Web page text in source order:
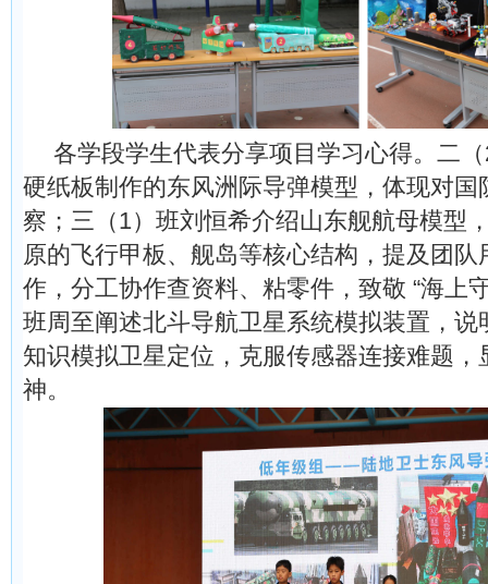
各学段学生代表分享项目学习心得。二
硬纸板制作的东风洲际导弹模型，体现对国
察；三（1）班刘恒希介绍山东舰航母模型
原的飞行甲板、舰岛等核心结构，提及团队
作，分工协作查资料、粘零件，致敬 “海上
班周至阐述北斗导航卫星系统模拟装置，说
知识模拟卫星定位，克服传感器连接难题，
神。